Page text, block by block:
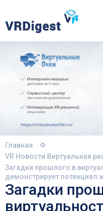
Главная
VR Новости Виртуальная
Загадки прошлого в
демонстрирует потенциал
Загадки